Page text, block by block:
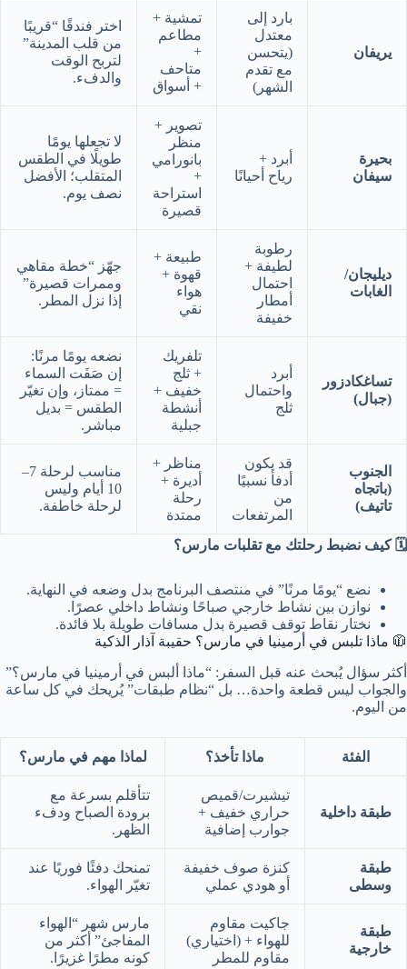
يريفان
بارد إلى
معتدل
(يتحسن
مع تقدم
الشهر)
تمشية +
مطاعم
+
متاحف
+ أسواق
اختر فندقًا “قريبًا
من قلب المدينة”
لتربح الوقت
والدفء.
بحيرة
سيفان
أبرد +
رياح أحيانًا
تصوير +
منظر
بانورامي
+
استراحة
قصيرة
لا تجعلها يومًا
طويلًا في الطقس
المتقلب؛ الأفضل
نصف يوم.
ديليجان/
الغابات
رطوبة
لطيفة +
احتمال
أمطار
خفيفة
طبيعة +
قهوة +
هواء
نقي
جهّز “خطة مقاهي
وممرات قصيرة”
إذا نزل المطر.
تساغكادزور
(جبال)
أبرد
واحتمال
ثلج
تلفريك
+ ثلج
خفيف +
أنشطة
جبلية
نضعه يومًا مرنًا:
إن صَفَت السماء
= ممتاز، وإن تغيّر
الطقس = بديل
مباشر.
الجنوب
(باتجاه
تاتيف)
قد يكون
أدفأ نسبيًا
من
المرتفعات
مناظر +
أديرة +
رحلة
ممتدة
مناسب لرحلة 7–
10 أيام وليس
لرحلة خاطفة.
🗓️ كيف نضبط رحلتك مع تقلبات مارس؟
نضع “يومًا مرنًا” في منتصف البرنامج بدل وضعه في النهاية.
نوازن بين نشاط خارجي صباحًا ونشاط داخلي عصرًا.
نختار نقاط توقف قصيرة بدل مسافات طويلة بلا فائدة.
🧥 ماذا تلبس في أرمينيا في مارس؟ حقيبة آذار الذكية
أكثر سؤال يُبحث عنه قبل السفر: “ماذا ألبس في أرمينيا في مارس؟”
والجواب ليس قطعة واحدة… بل “نظام طبقات” يُريحك في كل ساعة
من اليوم.
الفئة ماذا تأخذ؟ لماذا مهم في مارس؟
طبقة داخلية
تيشيرت/قميص
حراري خفيف +
جوارب إضافية
تتأقلم بسرعة مع
برودة الصباح ودفء
الظهر.
طبقة
وسطى
كنزة صوف خفيفة
أو هودي عملي
تمنحك دفئًا فوريًا عند
تغيّر الهواء.
طبقة
خارجية
جاكيت مقاوم
للهواء + (اختياري)
مقاوم للمطر
مارس شهر “الهواء
المفاجئ” أكثر من
كونه مطرًا غزيرًا.